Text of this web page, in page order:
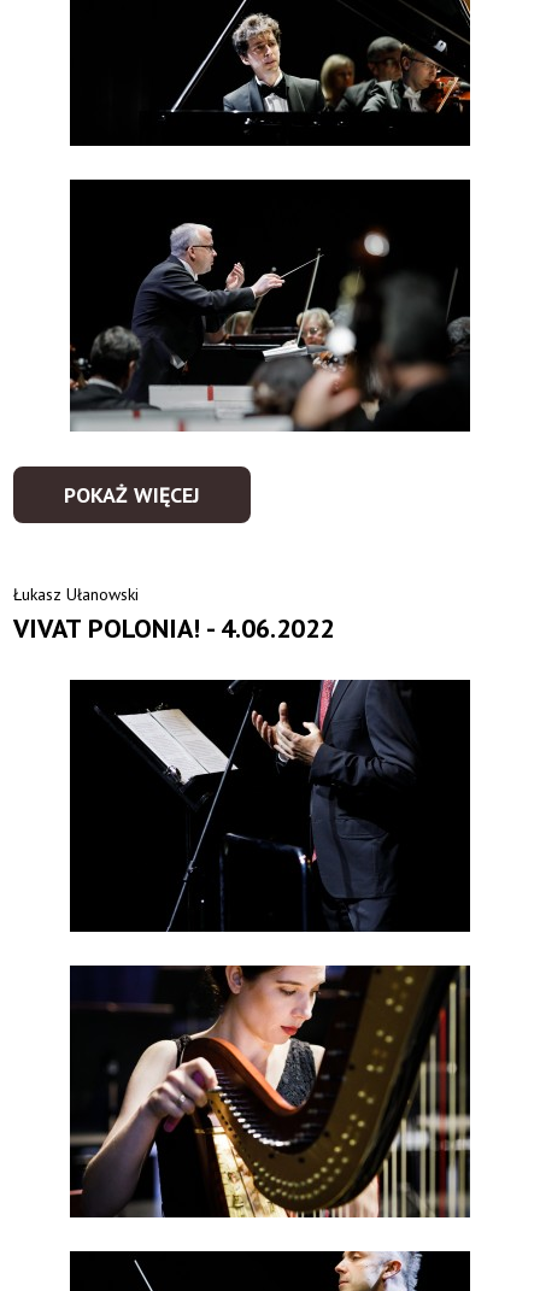
POKAŻ WIĘCEJ
Łukasz Ułanowski
VIVAT POLONIA! - 4.06.2022